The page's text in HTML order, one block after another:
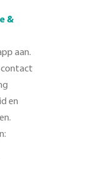
&
aan.
contact
en